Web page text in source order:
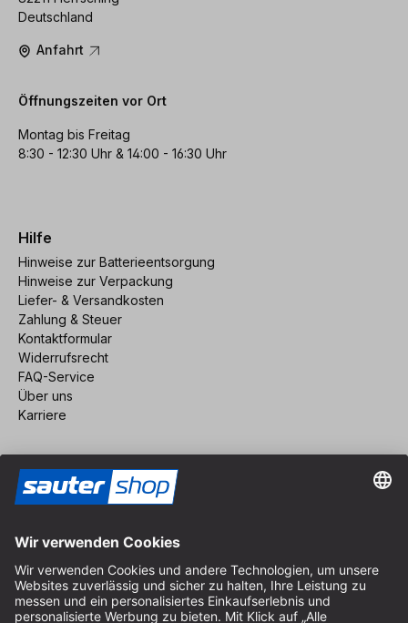
Deutschland
Anfahrt
Öffnungszeiten vor Ort
Montag bis Freitag
8:30 - 12:30 Uhr & 14:00 - 16:30 Uhr
Hilfe
Hinweise zur Batterieentsorgung
Hinweise zur Verpackung
Liefer- & Versandkosten
Zahlung & Steuer
Kontaktformular
Widerrufsrecht
FAQ-Service
Über uns
Karriere
Impressum
AGB